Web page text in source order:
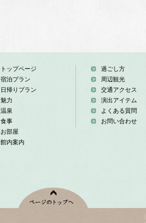
トップページ
宿泊プラン
日帰りプラン
魅力
温泉
食事
お部屋
館内案内
過ごし方
周辺観光
交通アクセス
演出アイテム
よくある質問
お問い合わせ